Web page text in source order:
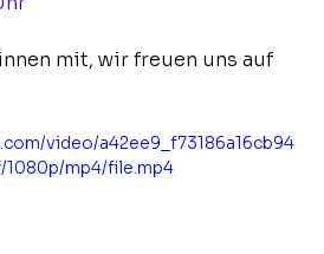
mit, wir freuen uns auf
video/a42ee9_f73186a16cb94
1080p/mp4/file.mp4